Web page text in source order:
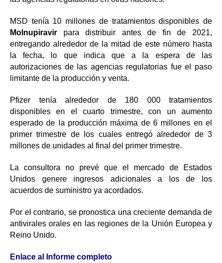
MSD tenía 10 millones de tratamientos disponibles de
Molnupiravir para distribuir antes de fin de 2021,
entregando alrededor de la mitad de este número hasta
la fecha, lo que indica que a la espera de las
autorizaciones de las agencias regulatorias fue el paso
limitante de la producción y venta.
Pfizer tenía alrededor de 180 000 tratamientos
disponibles en el cuarto trimestre, con un aumento
esperado de la producción máxima de 6 millones en el
primer trimestre de los cuales entregó alrededor de 3
millones de unidades al final del primer trimestre.
La consultora no prevé que el mercado de Estados
Unidos genere ingresos adicionales a los de los
acuerdos de suministro ya acordados.
Por el contrario, se pronostica una creciente demanda de
antivirales orales en las regiones de la Unión Europea y
Reino Unido.
Enlace al Informe completo